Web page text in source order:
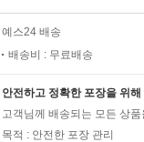
예스24 배송
배송비 : 무료배송
안전하고 정확한 포장을 위
고객님께 배송되는 모든 상
목적 : 안전한 포장 관리